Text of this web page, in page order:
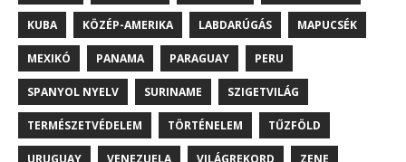
KUBA KÖZÉP-AMERIKA LABDARÚGÁS MAPUCSÉK
MEXIKÓ PANAMA PARAGUAY PERU
SPANYOL NYELV SURINAME SZIGETVILÁG
TERMÉSZETVÉDELEM TÖRTÉNELEM TŰZFÖLD
URUGUAY VENEZUELA VILÁGREKORD ZENE